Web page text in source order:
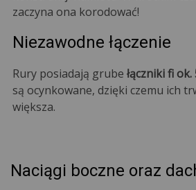
zaczyna ona korodować!
Niezawodne łączenie
Rury posiadają grube łączniki fi ok.
są ocynkowane, dzięki czemu ich
większa.
Naciągi boczne oraz